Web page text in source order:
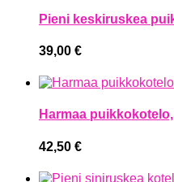
Pieni keskiruskea
39,00 €
Harmaa
42,50 €